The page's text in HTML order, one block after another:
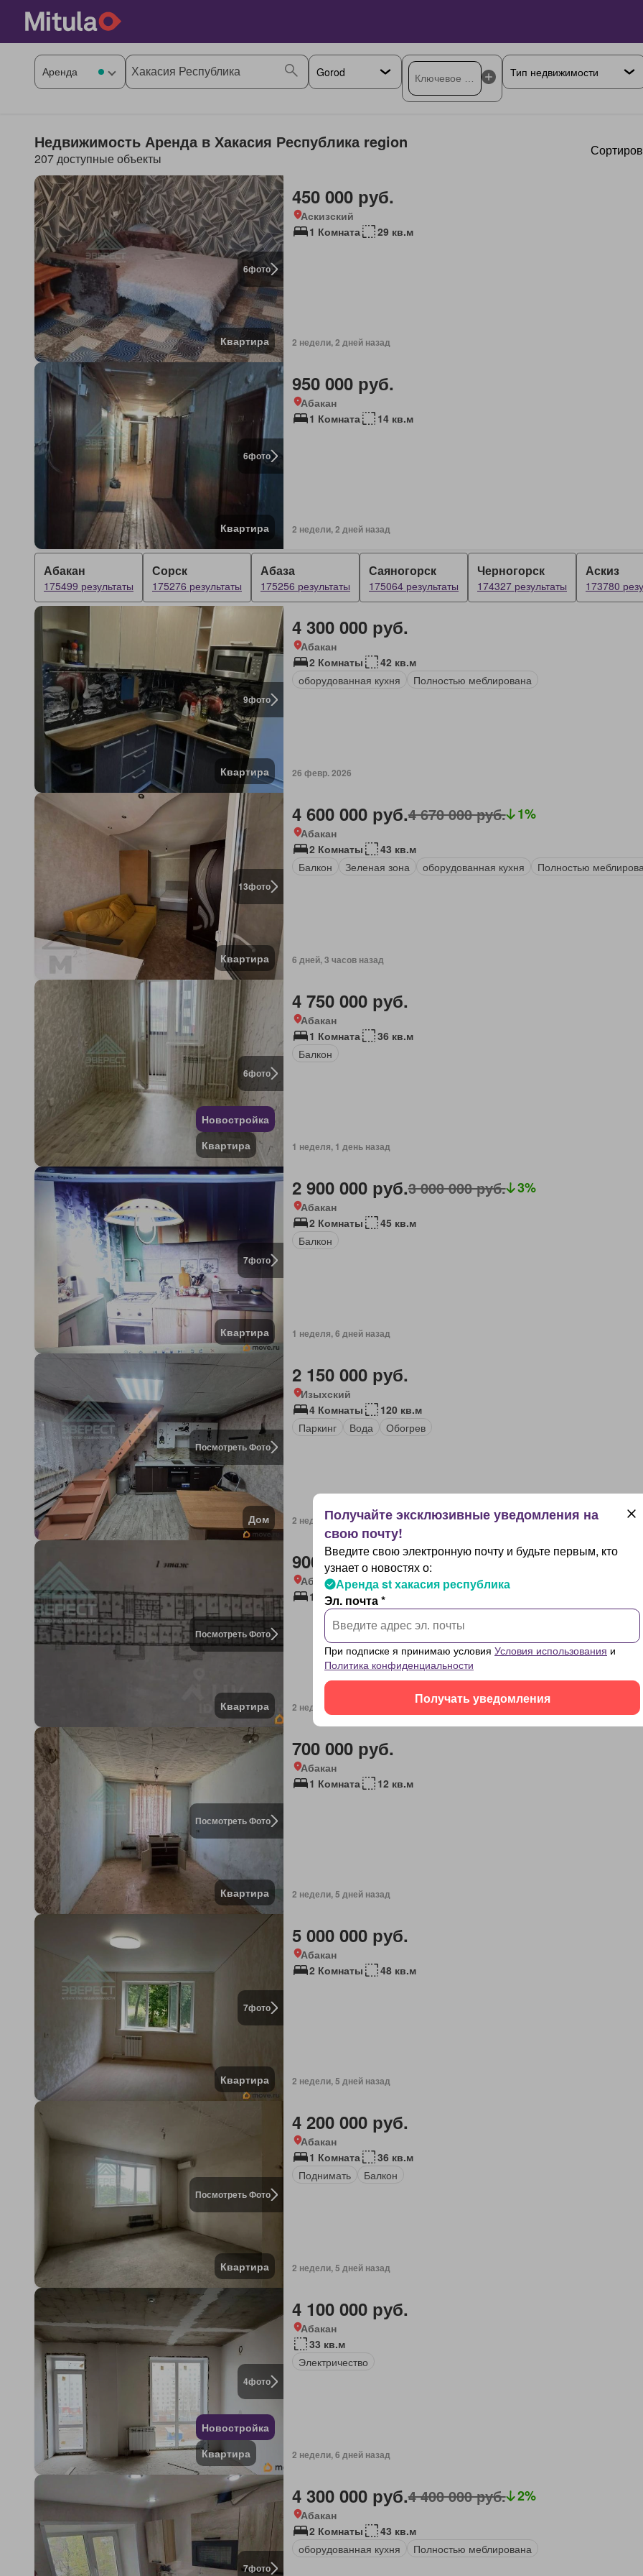
Недвижимость Аренда в Хакасия Республика region
207 доступные объекты
6фото
Квартира
450 000 руб.
Аскизский
1 Комната
29 кв.м
2 недели, 2 дней назад
6фото
Квартира
950 000 руб.
Абакан
1 Комната
14 кв.м
2 недели, 2 дней назад
Абакан
175499 результаты
Сорск
175276 результаты
Абаза
175256 результаты
Саяногорск
175064 результаты
Черногорск
174327 результаты
Аскиз
173780
9фото
Квартира
4 300 000 руб.
Абакан
2 Комнаты
42 кв.м
оборудованная кухня
Полностью меблирована
26 февр. 2026
13фото
Квартира
4 600 000 руб.4 670 000 руб. 1%
Абакан
2 Комнаты
43 кв.м
Балкон
Зеленая зона оборудованная кухня Полностью
6 дней, 3 часов назад
6фото
Новостройка
Квартира
4 750 000 руб.
Абакан
1 Комната
36 кв.м
Балкон
1 неделя, 1 день назад
7фото
Квартира
2 900 000 руб.3 000 000 руб. 3%
Абакан
2 Комнаты
45 кв.м
Балкон
1 неделя, 6 дней назад
Посмотреть Фото
Дом
2 150 000 руб.
Изыхский
4 Комнаты
120 кв.м
Паркинг
Вода Обогрев
2 недели, 5 дней назад
Посмотреть Фото
Квартира
900 000 руб.
Абакан
1 Комната
12 кв.м
2 недели, 5 дней назад
Посмотреть Фото
Квартира
700 000 руб.
Абакан
1 Комната
12 кв.м
2 недели, 5 дней назад
7фото
Квартира
5 000 000 руб.
Абакан
2 Комнаты
48 кв.м
2 недели, 5 дней назад
Посмотреть Фото
Квартира
4 200 000 руб.
Абакан
1 Комната
36 кв.м
Поднимать
Балкон
2 недели, 5 дней назад
4фото
Новостройка
Квартира
4 100 000 руб.
Абакан
33 кв.м
Электричество
2 недели, 6 дней назад
7фото
4 300 000 руб.4 400 000 руб. 2%
Абакан
2 Комнаты
43 кв.м
оборудованная кухня
Полностью меблирована
Введите свою электронную почту и будьте первым, кто
узнает о новостях о:
Аренда st хакасия республика
Эл. почта *
При подписке я принимаю условия Условия использования и
Политика конфиденциальности
Получать уведомления